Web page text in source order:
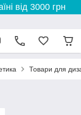
від 3000 грн
Товари для